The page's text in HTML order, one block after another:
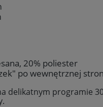
20% poliester
po wewnętrznej
delikatnym programie